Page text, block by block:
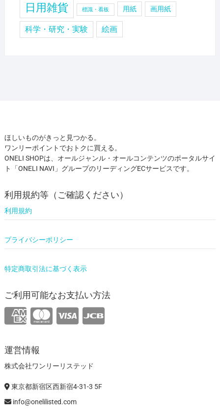
日用雑貨 標識・看板 用紙 画用紙
科学・研究・実験 絵画
ほしいものがきっと見つかる。
ワンリーポイントでおトクに買える。
ONELI SHOPは、オールジャンル・オールコンテンツのポータルサイ
ト「ONELI NAVI」グループのリーディングECサービスです。
利用規約等（ご確認ください）
利用規約
プライバシーポリシー
特定商取引法に基づく表示
ご利用可能なお支払い方法
運営情報
株式会社ワンリーリステッド
東京都新宿区西新宿4-31-3 5F
info@onelilisted.com